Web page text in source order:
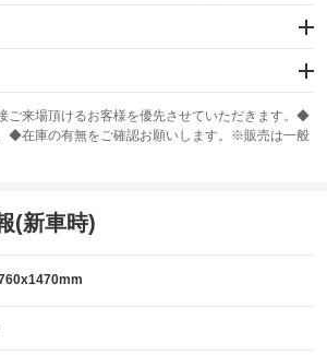
手席/サイド
ABS
ナビ他
ご来場頂けるお客様を優先させていただきます。◆
◆在庫の有無をご確認お願いします。※販売は一般
(新車時)